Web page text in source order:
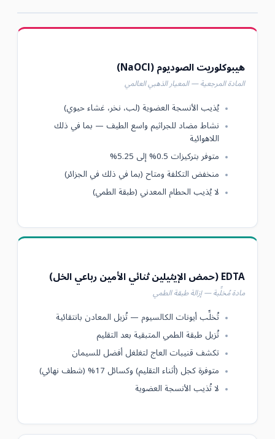
هيبوكلوريت الصوديوم (NaOCl)
المادة المرجعية — المعيار الذهبي العالمي
يُذيب الأنسجة العضوية (لب، نخر، غشاء حيوي)
نشاط مضاد للجراثيم واسع الطيف — بما في ذلك
اللاهوائية
متوفر بتركيزات 0.5% إلى 5.25%
منخفض التكلفة ومتاح (بما في ذلك في الجزائر)
لا يُذيب الحطام المعدني (طبقة الطمي)
EDTA (حمض الإيثيلين ثنائي الأمين رباعي الخل)
مادة مُخلِّبة — إزالة طبقة الطمي
تُخلِّب أيونات الكالسيوم — تُزيل المعادن بانتقائية
تُزيل طبقة الطمي المتبقية بعد التقليم
تكشف قنيبات العاج لتغلغل أفضل للسيمان
متوفرة كجل (أثناء التقليم) وكسائل 17% (شطف نهائي)
لا تُذيب الأنسجة العضوية